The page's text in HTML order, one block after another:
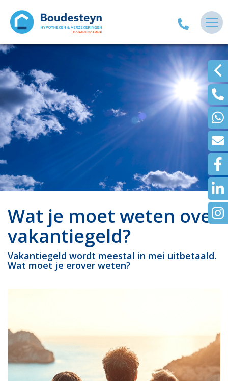
Wat je moet weten over
vakantiegeld?
Vakantiegeld wordt meestal in mei uitbetaald.
Wat moet je erover weten?